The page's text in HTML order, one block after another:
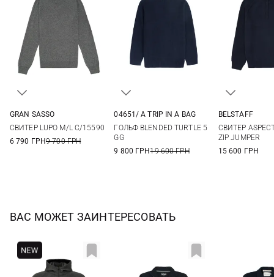
GRAN SASSO
СВИТЕР LUPO M/L C/15590
6 790 ГРН9 700 ГРН
04651/ A TRIP IN A BAG
ГОЛЬФ BLENDED TURTLE 5
GG
9 800 ГРН19 600 ГРН
BELSTAFF
СВИТЕР
ZIP JUMPER
15 600 ГРН
ВАС МОЖЕТ ЗАИНТЕРЕСОВАТЬ